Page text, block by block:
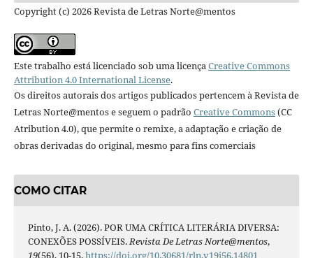
Copyright (c) 2026 Revista de Letras Norte@mentos
Este trabalho está licenciado sob uma licençaCreative Commons
Attribution 4.0 International License.
Os direitos autorais dos artigos publicados pertencem à Revista de
Letras Norte@mentos e seguem o padrão Creative Commons(CC
Atribution 4.0), que permite o remixe, a adaptação e criação de
obras derivadas do original, mesmo para fins comerciais
COMO CITAR
Pinto, J. A. (2026). POR UMA CRÍTICA LITERÁRIA DIVERSA:
CONEXÕES POSSÍVEIS.Revista De Letras Norte@mentos,